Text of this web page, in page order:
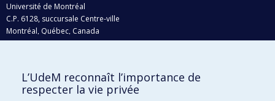
Université de Montréal
C.P. 6128, succursale Centre-ville
Montréal, Québec, Canada
H3C 3J7
Qui fait quoi?
L’UdeM reconnaît l’importance de
respecter la vie privée